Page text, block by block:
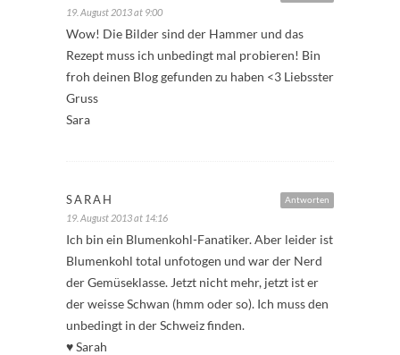
19. August 2013 at 9:00
Wow! Die Bilder sind der Hammer und das
Rezept muss ich unbedingt mal probieren! Bin
froh deinen Blog gefunden zu haben <3 Liebsster
Gruss
Sara
Antworten
SARAH
19. August 2013 at 14:16
Ich bin ein Blumenkohl-Fanatiker. Aber leider ist
Blumenkohl total unfotogen und war der Nerd
der Gemüseklasse. Jetzt nicht mehr, jetzt ist er
der weisse Schwan (hmm oder so). Ich muss den
unbedingt in der Schweiz finden.
♥ Sarah